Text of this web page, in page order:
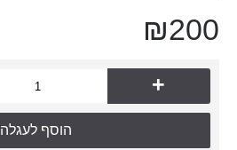
₪200
+
הוסף לעגלה